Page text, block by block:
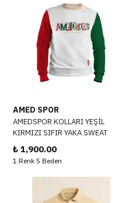
AMED SPOR
AMEDSPOR KOLLARI YEŞİL
KIRMIZI SIFIR YAKA SWEAT
₺ 1,900.00
1 Renk 5 Beden